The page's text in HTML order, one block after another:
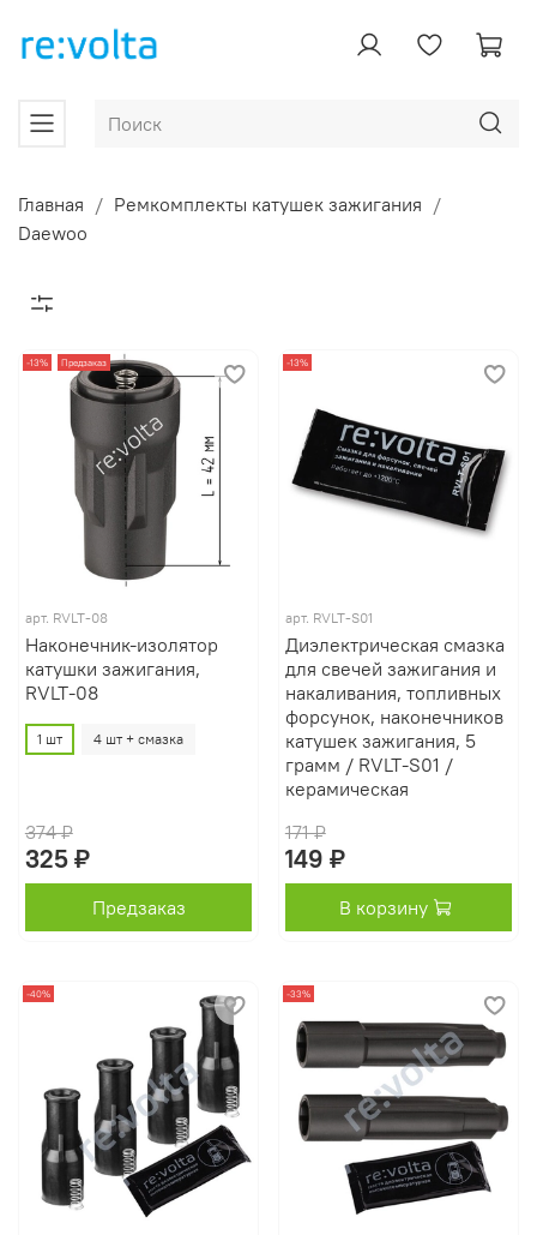
Главная
Ремкомплекты катушек зажигания
Daewoo
-13% Предзаказ
арт. RVLT-08
Наконечник-изолятор
катушки зажигания,
RVLT-08
1 шт 4 шт + смазка
374 ₽
325 ₽
Предзаказ
-13%
арт. RVLT-S01
Диэлектрическая смазка
для свечей зажигания и
накаливания, топливных
форсунок, наконечников
катушек зажигания, 5
грамм / RVLT-S01 /
керамическая
171 ₽
149 ₽
В корзину
-40% -33%